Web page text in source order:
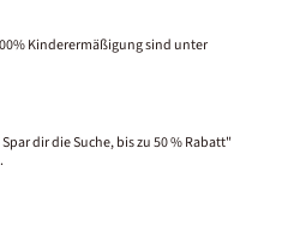
Kinderermäßigung sind unter
dir die Suche, bis zu 50 % Rabatt"